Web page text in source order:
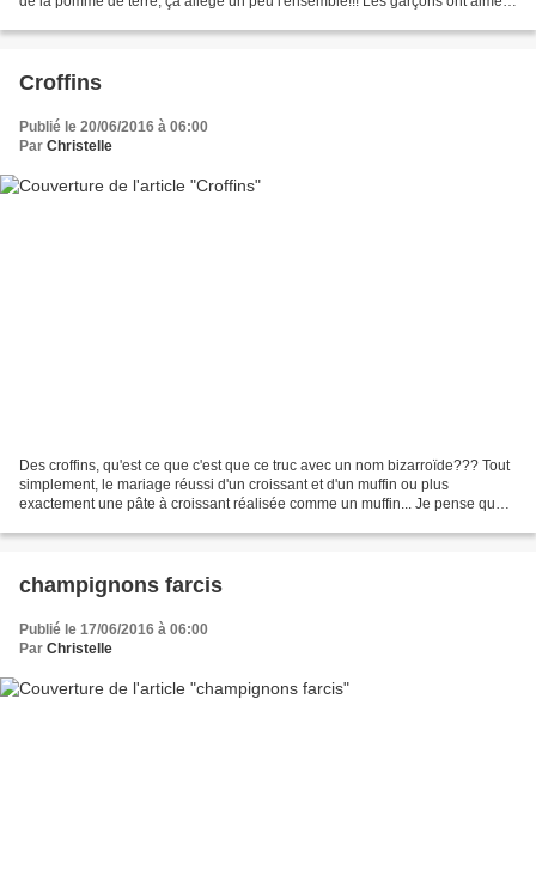
Croffins
Publié le 20/06/2016 à 06:00
Par Christelle
Des croffins, qu'est ce que c'est que ce truc avec un nom bizarroïde??? Tout
simplement, le mariage réussi d'un croissant et d'un muffin ou plus
exactement une pâte à croissant réalisée comme un muffin... Je pense que
champignons farcis
Publié le 17/06/2016 à 06:00
Par Christelle